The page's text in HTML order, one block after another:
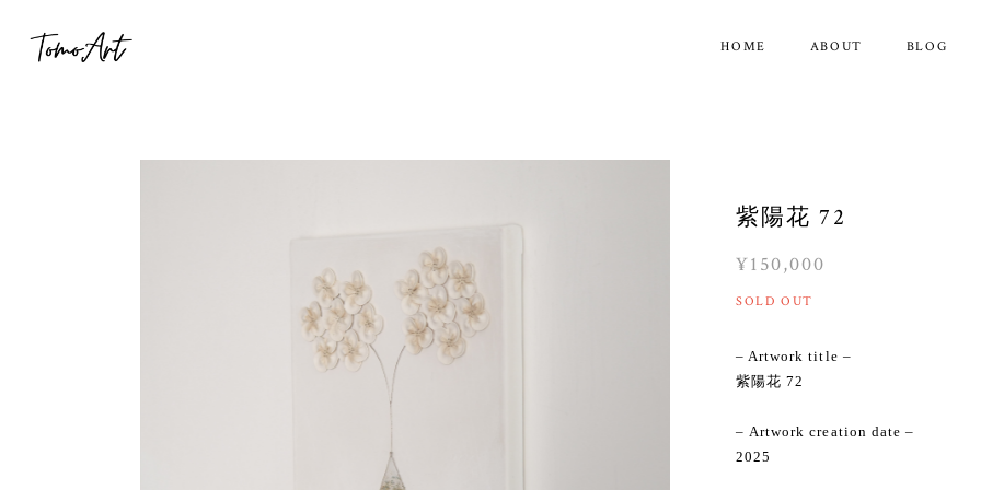
HOME ABOUT BLOG
紫陽花 72
¥150,000
SOLD OUT
– Artwork title –
紫陽花 72
– Artwork creation date –
2025